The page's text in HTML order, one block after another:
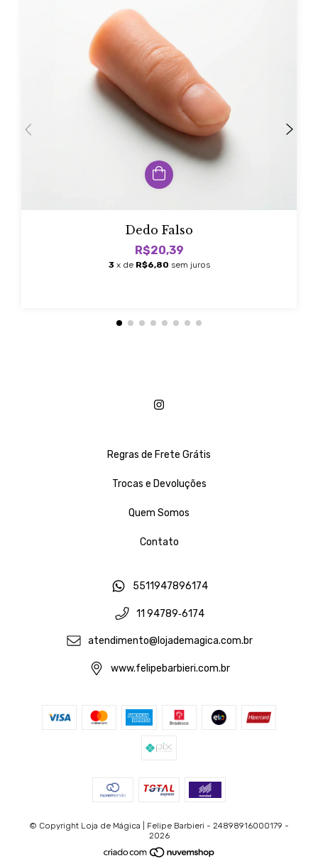
Dedo Falso
R$20,39
3 x de R$6,80 sem juros
Regras de Frete Grátis
Trocas e Devoluções
Quem Somos
Contato
5511947896174
11 94789‑6174‬
atendimento@lojademagica.com.br
www.felipebarbieri.com.br
© Copyright Loja de Mágica | Felipe Barbieri - 24898916000179 -
2026